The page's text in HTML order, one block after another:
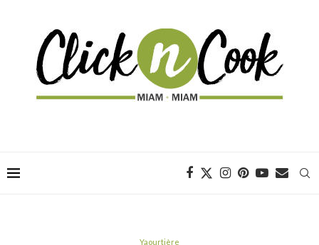
Yaourtière